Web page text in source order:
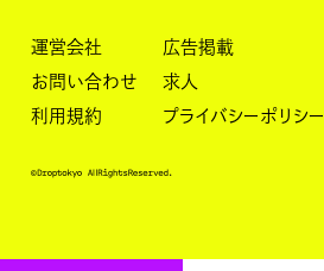
運営会社
広告掲載
お問い合わせ
求人
利用規約
プライバシーポリシー